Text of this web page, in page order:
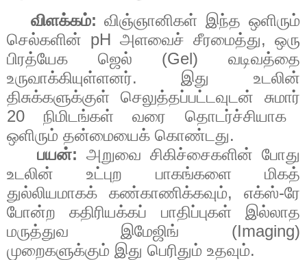
விளக்கம்: விஞ்ஞானிகள் இந்த ஒளிரும்
செல்களின் pH அளவைச் சீரமைத்து, ஒரு
பிரத்யேக
ஜெல் (Gel)வடிவத்தை
உருவாக்கியுள்ளனர். இது
உடலின்
திசுக்களுக்குள்
செலுத்தப்பட்டவுடன் சுமார்
20 நிமிடங்கள் வரை
தொடர்ச்சியாக
ஒளிரும் தன்மையைக் கொண்டது.
பயன்: அறுவை சிகிச்சைகளின் போது
உடலின்
உட்புற பாகங்களை
மிகத்
துல்லியமாகக்
கண்காணிக்கவும், எக்ஸ்-ரே
போன்ற
கதிரியக்கப் பாதிப்புகள்
இல்லாத
மருத்துவ
இமேஜிங் (Imaging)
முறைகளுக்கும் இது பெரிதும் உதவும்.